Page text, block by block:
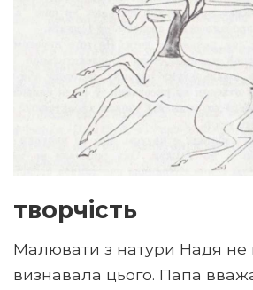
творчість
Малювати з натури Надя не
визнавала цього. Папа